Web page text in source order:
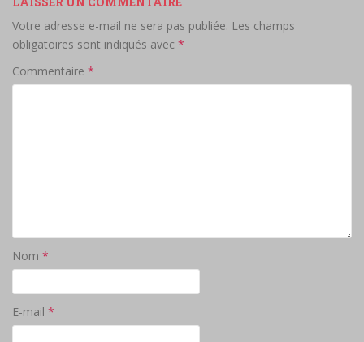
Votre adresse e-mail ne sera pas publiée. Les champs
obligatoires sont indiqués avec *
Commentaire *
Nom *
E-mail *